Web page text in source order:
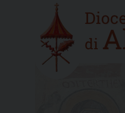
Home
new